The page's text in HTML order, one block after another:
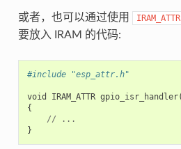
或者，也可以通过使用 IRAM_ATTR
要放入 IRAM 的代码:
#include "esp_attr.h"
void IRAM_ATTR gpio_isr_handler(
{
//
...
}